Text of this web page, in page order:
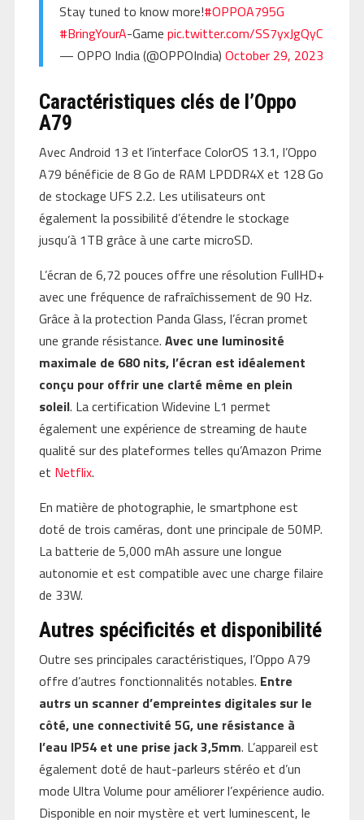
Stay tuned to know more!#OPPOA795G
#BringYourA-Game pic.twitter.com/SS7yxJgQyC
— OPPO India (@OPPOIndia) October 29, 2023
Caractéristiques clés de l’Oppo
A79
Avec Android 13 et l’interface ColorOS 13.1, l’Oppo
A79 bénéficie de 8 Go de RAM LPDDR4X et 128 Go
de stockage UFS 2.2. Les utilisateurs ont
également la possibilité d’étendre le stockage
jusqu’à 1TB grâce à une carte microSD.
L’écran de 6,72 pouces offre une résolution FullHD+
avec une fréquence de rafraîchissement de 90 Hz.
Grâce à la protection Panda Glass, l’écran promet
une grande résistance. Avec une luminosité
maximale de 680 nits, l’écran est idéalement
conçu pour offrir une clarté même en plein
soleil. La certification Widevine L1 permet
également une expérience de streaming de haute
qualité sur des plateformes telles qu’Amazon Prime
et Netflix.
En matière de photographie, le smartphone est
doté de trois caméras, dont une principale de 50MP.
La batterie de 5,000 mAh assure une longue
autonomie et est compatible avec une charge filaire
de 33W.
Autres spécificités et disponibilité
Outre ses principales caractéristiques, l’Oppo A79
offre d’autres fonctionnalités notables. Entre
autrs un scanner d’empreintes digitales sur le
côté, une connectivité 5G, une résistance à
l’eau IP54 et une prise jack 3,5mm. L’appareil est
également doté de haut-parleurs stéréo et d’un
mode Ultra Volume pour améliorer l’expérience audio.
Disponible en noir mystère et vert luminescent, le